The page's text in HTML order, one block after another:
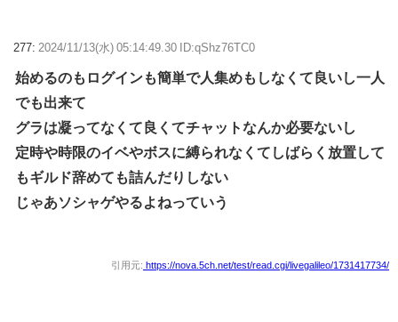
277: 2024/11/13(水) 05:14:49.30 ID:qShz76TC0
始めるのもログインも簡単で人集めもしなくて良いし一人
でも出来て
グラは凝ってなくて良くてチャットなんか必要ないし
定時や時限のイベやボスに縛られなくてしばらく放置して
もギルド辞めても詰んだりしない
じゃあソシャゲやるよねっていう
引用元: https://nova.5ch.net/test/read.cgi/livegalileo/1731417734/